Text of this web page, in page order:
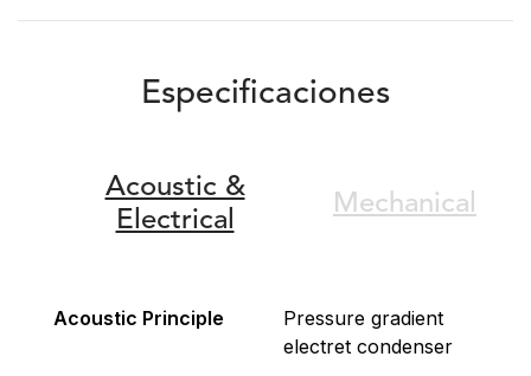
Especificaciones
Acoustic &
Electrical
Mechanical
Acoustic Principle
Pressure gradient
electret condenser